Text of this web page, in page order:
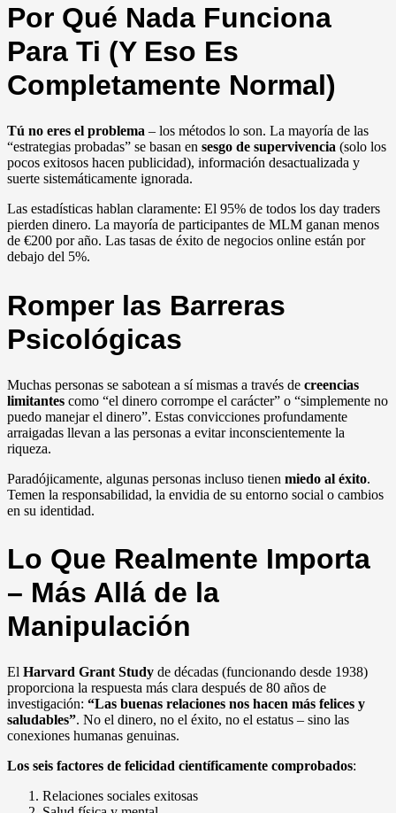
Por Qué Nada Funciona
Para Ti (Y Eso Es
Completamente Normal)
Tú no eres el problema – los métodos lo son. La mayoría de las
“estrategias probadas” se basan en sesgo de supervivencia (solo los
pocos exitosos hacen publicidad), información desactualizada y
suerte sistemáticamente ignorada.
Las estadísticas hablan claramente: El 95% de todos los day traders
pierden dinero. La mayoría de participantes de MLM ganan menos
de €200 por año. Las tasas de éxito de negocios online están por
debajo del 5%.
Romper las Barreras
Psicológicas
Muchas personas se sabotean a sí mismas a través de creencias
limitantes como “el dinero corrompe el carácter” o “simplemente no
puedo manejar el dinero”. Estas convicciones profundamente
arraigadas llevan a las personas a evitar inconscientemente la
riqueza.
Paradójicamente, algunas personas incluso tienen miedo al éxito.
Temen la responsabilidad, la envidia de su entorno social o cambios
en su identidad.
Lo Que Realmente Importa
– Más Allá de la
Manipulación
El Harvard Grant Study de décadas (funcionando desde 1938)
proporciona la respuesta más clara después de 80 años de
investigación: “Las buenas relaciones nos hacen más felices y
saludables”. No el dinero, no el éxito, no el estatus – sino las
conexiones humanas genuinas.
Los seis factores de felicidad científicamente comprobados:
Relaciones sociales exitosas